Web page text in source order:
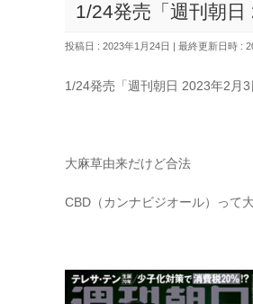
1/24発売「週刊朝
投稿日 : 2023年1月24日 最終更新日時 :
1/24発売「週刊朝日 2023年2
大麻草由来だけど合法
CBD（カンナビジオール）って